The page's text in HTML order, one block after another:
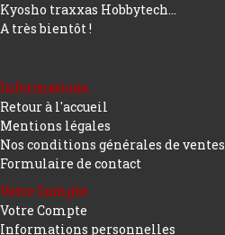
Kyosho traxxas Hobbytech...
A très bientôt !
Informations
Retour à l'accueil
Mentions légales
Nos conditions générales de ventes
Formulaire de contact
Votre Compte
Votre Compte
Informations personnelles